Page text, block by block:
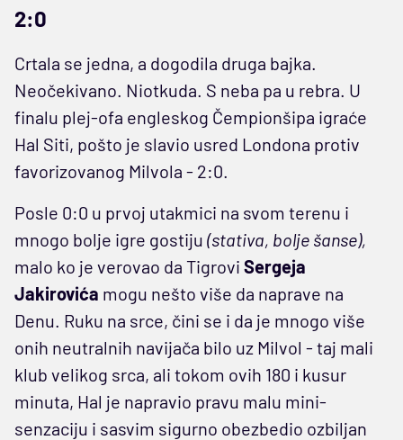
2:0
Crtala se jedna, a dogodila druga bajka.
Neočekivano. Niotkuda. S neba pa u rebra. U
finalu plej-ofa engleskog Čempionšipa igraće
Hal Siti, pošto je slavio usred Londona protiv
favorizovanog Milvola - 2:0.
Posle 0:0 u prvoj utakmici na svom terenu i
mnogo bolje igre gostiju (stativa, bolje šanse),
malo ko je verovao da Tigrovi Sergeja
Jakirovića mogu nešto više da naprave na
Denu. Ruku na srce, čini se i da je mnogo više
onih neutralnih navijača bilo uz Milvol - taj mali
klub velikog srca, ali tokom ovih 180 i kusur
minuta, Hal je napravio pravu malu mini-
senzaciju i sasvim sigurno obezbedio ozbiljan